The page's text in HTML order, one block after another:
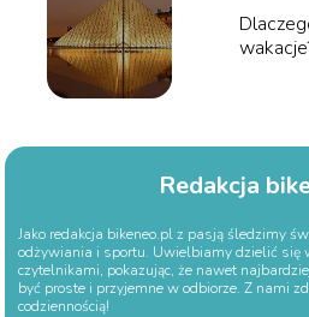
Redakcja
Jako redakcja bikeneo.pl z pasją śledzimy
odżywiania i sportu. Uwielbiamy dzielić się
czytelnikami, pokazując, że nawet
być proste i przyjemne w odbiorze. Z nami
codziennością!